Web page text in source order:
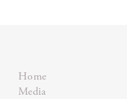
Home
Media